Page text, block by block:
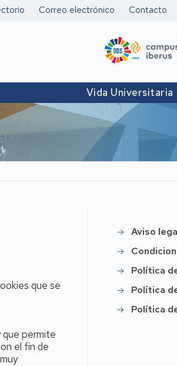
Correo electrónico Contacto
Vida Universitaria
que se
permite
el fin de
Legal
Aviso
Política
Política
Política